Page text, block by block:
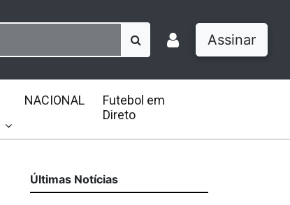
Assinar
NACIONAL
Futebol em
Direto
Últimas Notícias